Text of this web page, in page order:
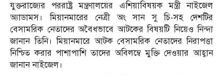
যুক্তরাজ্যের পররাষ্ট্র মন্ত্রণালয়ের এশিয়াবিষয়ক মন্ত্রী নাইজেল
অ্যাডামস। মিয়ানমারের নেত্রী অং সান সু চি-সহ দেশটির
বেসামরিক নেতাদের অবৈধভাবে আটকের বিষয়টি নিয়েও নিন্দা
জানান তিনি। মিয়ানমারে আটক বেসামরিক নেতাদের নিরাপত্তা
নিশ্চিত করার পাশাপাশি তাদের অবিলম্বে মুক্তি দেওয়ার আহ্বান
জানান নাইজেল।